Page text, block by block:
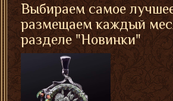
Выбираем самое
размещаем каждый
разделе "Новинки"